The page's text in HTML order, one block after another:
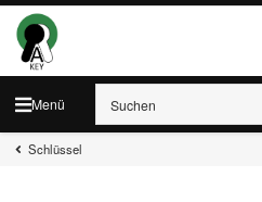
Menü
Schlüssel